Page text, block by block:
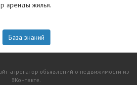
аренды жилья.
База знаний
агрегатор объявлений о недвижимости из
ВКонтакте.